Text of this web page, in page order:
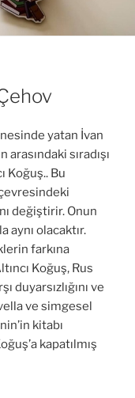
yatan İvan
sıradışı
Koğuş.. Bu
değiştirir. Onun
aynı olacaktır.
farkına
Koğuş, Rus
duyarsızlığını ve
ve simgesel
kitabı
kapatılmış